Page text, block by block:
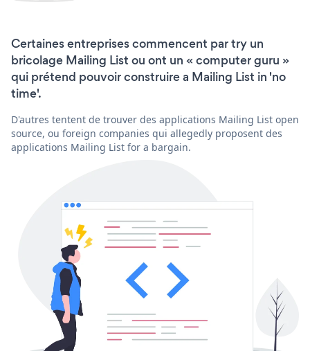
Certaines entreprises commencent par try un
bricolage Mailing List ou ont un « computer guru »
qui prétend pouvoir construire a Mailing List in 'no
time'.
D'autres tentent de trouver des applications Mailing List open
source, ou foreign companies qui allegedly proposent des
applications Mailing List for a bargain.